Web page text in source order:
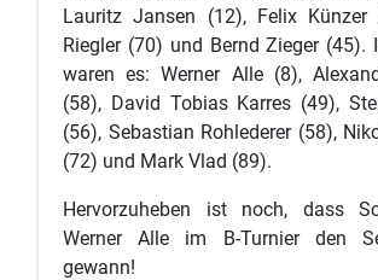
Lauritz Jansen (12), Felix Künzer
Riegler (70) und Bernd Zieger (45).
waren es: Werner Alle (8),
(58), David Tobias Karres (49),
(56), Sebastian Rohlederer (58),
(72) und Mark Vlad (89).
Hervorzuheben ist noch, dass
Werner Alle im B-Turnier den
gewann!